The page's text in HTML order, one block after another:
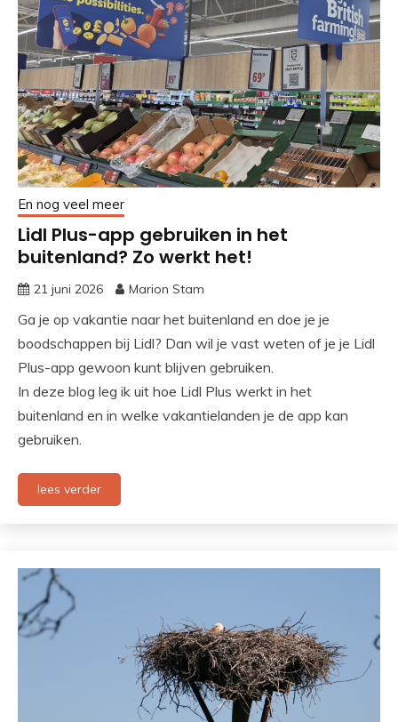
En nog veel meer
Lidl Plus-app gebruiken in het
buitenland? Zo werkt het!
21 juni 2026 Marion Stam
Ga je op vakantie naar het buitenland en doe je je
boodschappen bij Lidl? Dan wil je vast weten of je je Lidl
Plus-app gewoon kunt blijven gebruiken.
In deze blog leg ik uit hoe Lidl Plus werkt in het
buitenland en in welke vakantielanden je de app kan
gebruiken.
lees verder